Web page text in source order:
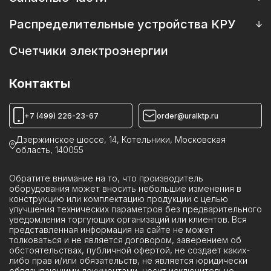
Выключатели элегазовые
Запасные части к трансформаторам
Катушки к выключателям, приводам
Распределительные устройства КРУ
Камеры КСО
Камеры ИКВН
Реклоузеры ПСС
Ячейки ЯКНО
Счетчики электроэнергии
Контакты
+7 (499) 226-23-67 order@uralktp.ru
Дзержинское шоссе, 14, Котельники, Московская
область, 140055
Обратите внимание на то, что производитель
оборудования может вносить небольшие изменения в
конструкцию или комплектацию продукции с целью
улучшения технических параметров без предварительного
уведомления торгующих организаций или клиентов. Вся
представленная информация на сайте не может
толковаться и не является договором, заверением об
обстоятельствах, публичной офертой, не создает каких-
либо прав и/или обязательств, не является юридически